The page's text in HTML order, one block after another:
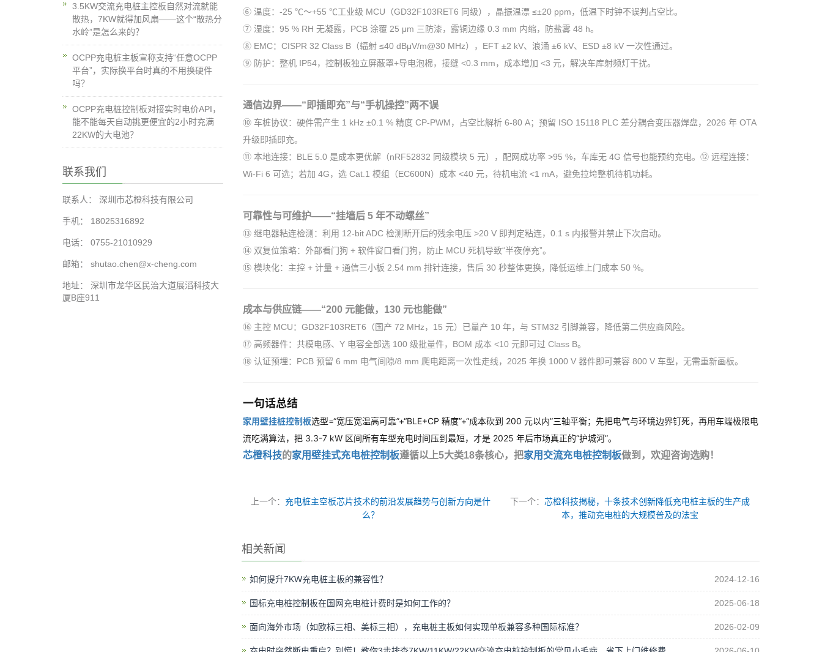
⑥ 温度：-25 ℃～+55 ℃工业级 MCU（GD32F103RET6 同级），晶振温漂 ≤±20 ppm，低温下时钟不误判占空比。
⑦ 湿度：95 % RH 无凝露，PCB 涂覆 25 μm 三防漆，露铜边缘 0.3 mm 内缩，防盐雾 48 h。
⑧ EMC：CISPR 32 Class B（辐射 ≤40 dBμV/m@30 MHz），EFT ±2 kV、浪涌 ±6 kV、ESD ±8 kV 一次性通过。
⑨ 防护：整机 IP54，控制板独立屏蔽罩+导电泡棉，接缝 <0.3 mm，成本增加 <3 元，解决车库射频灯干扰。
通信边界——“即插即充”与“手机操控”两不误
⑩ 车桩协议：硬件需产生 1 kHz ±0.1 % 精度 CP-PWM，占空比解析 6-80 A；预留 ISO 15118 PLC 差分耦合变压器焊盘，2026 年 OTA
升级即插即充。
⑪ 本地连接：BLE 5.0 是成本更优解（nRF52832 同级模块 5 元），配网成功率 >95 %，车库无 4G 信号也能预约充电。⑫ 远程连接：
Wi-Fi 6 可选；若加 4G，选 Cat.1 模组（EC600N）成本 <40 元，待机电流 <1 mA，避免拉垮整机待机功耗。
可靠性与可维护——“挂墙后 5 年不动螺丝”
⑬ 继电器粘连检测：利用 12-bit ADC 检测断开后的残余电压 >20 V 即判定粘连，0.1 s 内报警并禁止下次启动。
⑭ 双复位策略：外部看门狗 + 软件窗口看门狗，防止 MCU 死机导致“半夜停充”。
⑮ 模块化：主控 + 计量 + 通信三小板 2.54 mm 排针连接，售后 30 秒整体更换，降低运维上门成本 50 %。
成本与供应链——“200 元能做，130 元也能做”
⑯ 主控 MCU：GD32F103RET6（国产 72 MHz，15 元）已量产 10 年，与 STM32 引脚兼容，降低第二供应商风险。
⑰ 高频器件：共模电感、Y 电容全部选 100 级批量件，BOM 成本 <10 元即可过 Class B。
⑱ 认证预埋：PCB 预留 6 mm 电气间隙/8 mm 爬电距离一次性走线，2025 年换 1000 V 器件即可兼容 800 V 车型，无需重新画板。
一句话总结
家用壁挂桩控制板选型=“宽压宽温高可靠”+“BLE+CP 精度”+“成本砍到 200 元以内”三轴平衡；先把电气与环境边界钉死，再用车端极限电
流吃满算法，把 3.3-7 kW 区间所有车型充电时间压到最短，才是 2025 年后市场真正的“护城河”。
芯橙科技的家用壁挂式充电桩控制板遵循以上5大类18条核心，把家用交流充电桩控制板做到，欢迎咨询选购！
上一个： 充电桩主空板芯片技术的前沿发展趋势与创新方向是什
么？
下一个：芯橙科技揭秘，十条技术创新降低充电桩主板的生产成
本，推动充电桩的大规模普及的法宝
相关新闻
如何提升7KW充电桩主板的兼容性？ 2024-12-16
国标充电桩控制板在国网充电桩计费时是如何工作的？ 2025-06-18
面向海外市场（如欧标三相、美标三相），充电桩主板如何实现单板兼容多种国际标准？ 2026-02-09
3.5KW交流充电桩主控板自然对流就能
散热，7KW就得加风扇——这个“散热分
水岭”是怎么来的？
OCPP充电桩主板宣称支持“任意OCPP
平台”，实际换平台时真的不用换硬件
吗？
OCPP充电桩控制板对接实时电价API，
能不能每天自动挑更便宜的2小时充满
22KW的大电池？
联系我们
联系人： 深圳市芯橙科技有限公司
手机： 18025316892
电话： 0755-21010929
邮箱： shutao.chen@x-cheng.com
地址： 深圳市龙华区民治大道展滔科技大
厦B座911